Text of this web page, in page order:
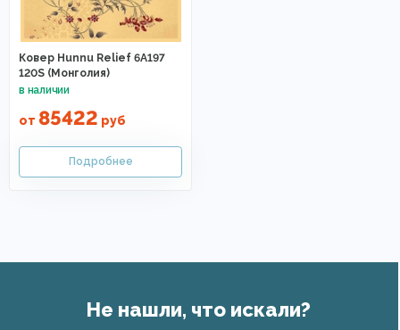
Ковер Hunnu Relief 6A197
120S (Монголия)
от 85422 руб
Не нашли, что искали?